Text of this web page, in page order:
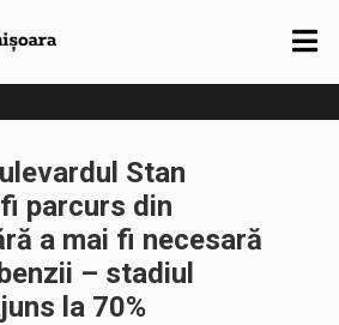
Stan
parcurs din
a mai fi necesară
– stadiul
la 70%